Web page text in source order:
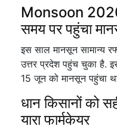
Monsoon
समय पर पहुंचा
इस साल मानसून सामान्य
उत्तर प्रदेश पहुंच चुका है.
15 जून को मानसून पहुंचा
धान किसानों को
यारा फार्मकेयर